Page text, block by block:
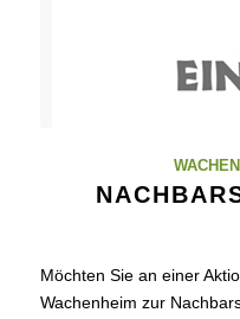
Möchten Sie an einer
Wachenheim zur